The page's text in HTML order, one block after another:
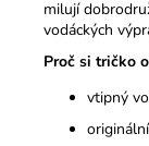
milují
vodáckých
Proč si tričko
vtipný